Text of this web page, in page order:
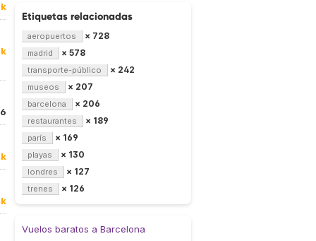
Etiquetas relacionadas
aeropuertos × 728
madrid × 578
transporte-público × 242
museos × 207
barcelona × 206
restaurantes × 189
parís × 169
playas × 130
londres × 127
trenes × 126
Vuelos baratos a Barcelona